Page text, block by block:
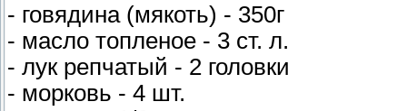
- говядина (мякоть) - 350г
- масло топленое - 3 ст. л.
- лук репчатый - 2 головки
- морковь - 4 шт.